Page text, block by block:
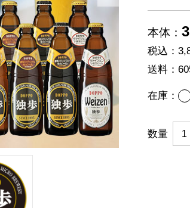
本体：
税込：
送料：
在庫： あ
数量